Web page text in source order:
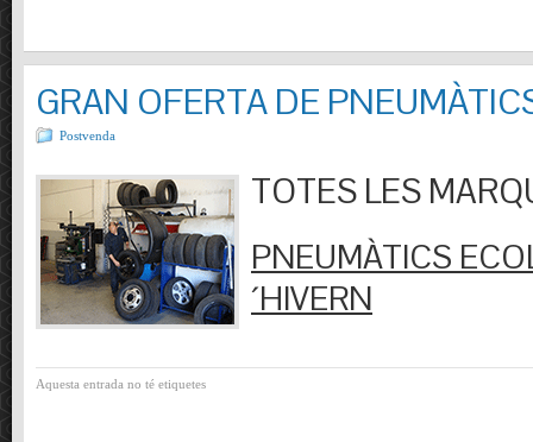
GRAN OFERTA DE
Postvenda
TOTES LES
PNEUMÀTICS
´HIVERN
Aquesta entrada no té etiquetes